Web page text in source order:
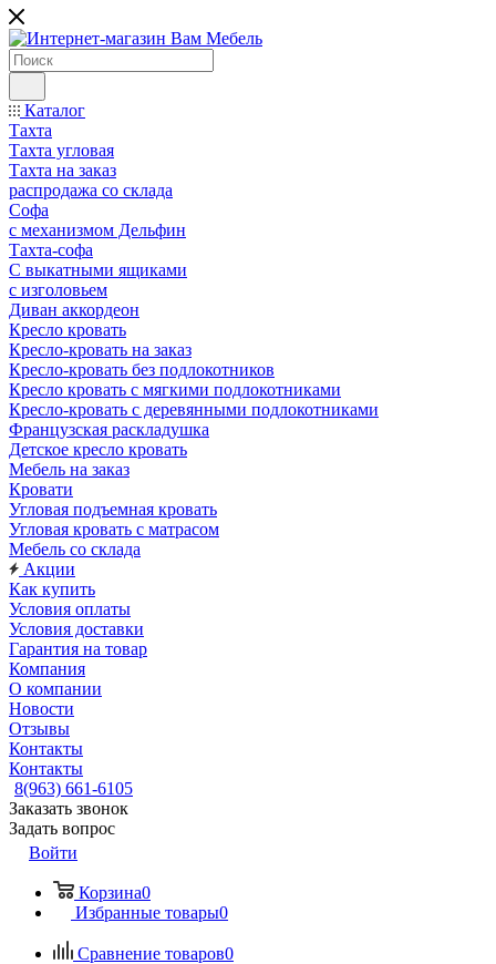
Каталог
Тахта
Тахта угловая
Тахта на заказ
распродажа со склада
Софа
с механизмом Дельфин
Тахта-софа
С выкатными ящиками
с изголовьем
Диван аккордеон
Кресло кровать
Кресло-кровать на заказ
Кресло-кровать без подлокотников
Кресло кровать с мягкими подлокотниками
Кресло-кровать с деревянными подлокотниками
Французская раскладушка
Детское кресло кровать
Мебель на заказ
Кровати
Угловая подъемная кровать
Угловая кровать с матрасом
Мебель со склада
Акции
Как купить
Условия оплаты
Условия доставки
Гарантия на товар
Компания
О компании
Новости
Отзывы
Контакты
Контакты
8(963) 661-6105
Заказать звонок
Задать вопрос
Войти
Корзина0
Избранные товары0
Сравнение товаров0